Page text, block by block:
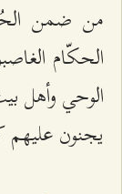
من ضمن
الحكّام
الوحي وأهل
يجنون